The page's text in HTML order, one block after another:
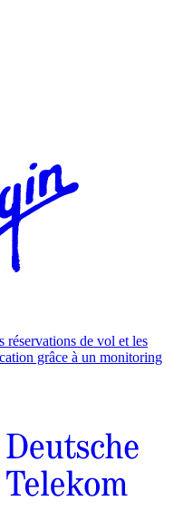
de vol et les
grâce à un monitoring